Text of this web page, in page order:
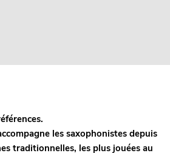
les saxophonistes depuis
traditionnelles, les plus jouées au